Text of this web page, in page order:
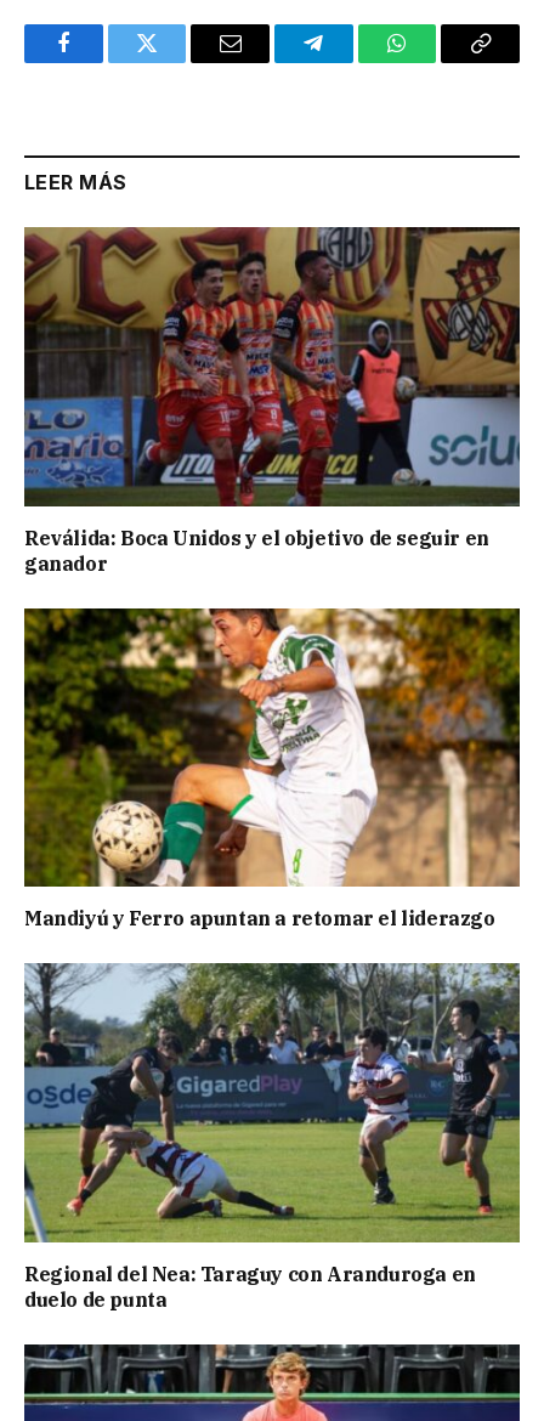
FacebookTwitter Email TelegramWhatsAppCopy
LEER MÁS
Reválida: Boca Unidos y el objetivo de seguir en
ganador
Mandiyú y Ferro apuntan a retomar el liderazgo
Regional del Nea: Taraguy con Aranduroga en
duelo de punta